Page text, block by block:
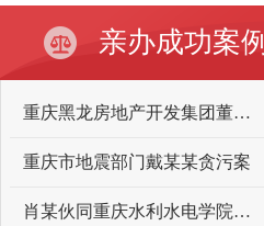
亲办成功案例
重庆黑龙房地产开发集团董事长向某某故意伤害案
重庆市地震部门戴某某贪污案
肖某伙同重庆水利水电学院原领导曾某某受贿案